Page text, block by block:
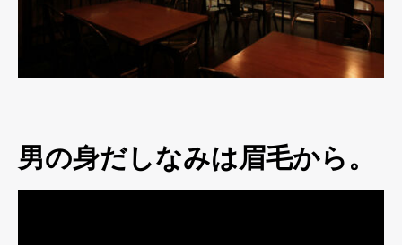
男の身だしなみは眉毛から。